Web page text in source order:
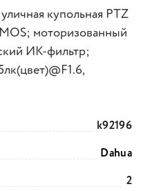
купольная PTZ
моторизованный
ИК-фильтр;
k92196
Dahua
2